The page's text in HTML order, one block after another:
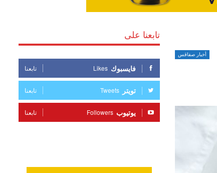
أخبار صفاقس
تابعنا على
فايسبوك Likes تابعنا
تويتر Tweets تابعنا
يوتيوب Followers تابعنا